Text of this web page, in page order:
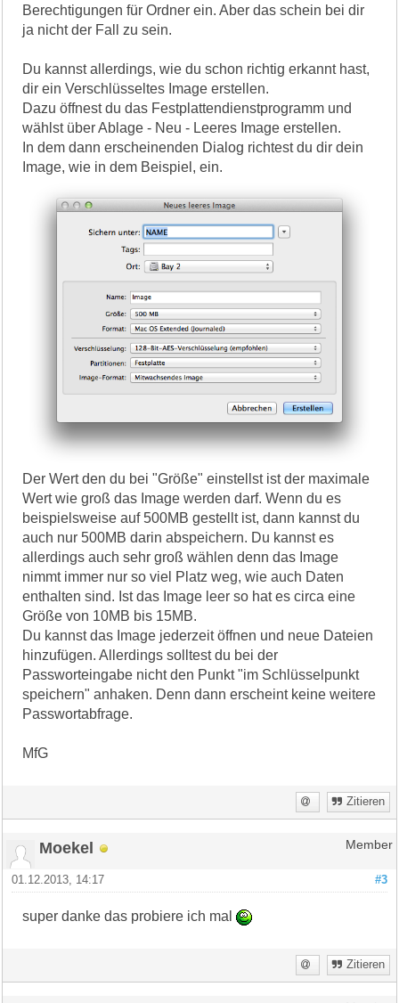
Berechtigungen für Ordner ein. Aber das schein bei dir
ja nicht der Fall zu sein.
Du kannst allerdings, wie du schon richtig erkannt hast,
dir ein Verschlüsseltes Image erstellen.
Dazu öffnest du das Festplattendienstprogramm und
wählst über Ablage - Neu - Leeres Image erstellen.
In dem dann erscheinenden Dialog richtest du dir dein
Image, wie in dem Beispiel, ein.
Der Wert den du bei "Größe" einstellst ist der maximale
Wert wie groß das Image werden darf. Wenn du es
beispielsweise auf 500MB gestellt ist, dann kannst du
auch nur 500MB darin abspeichern. Du kannst es
allerdings auch sehr groß wählen denn das Image
nimmt immer nur so viel Platz weg, wie auch Daten
enthalten sind. Ist das Image leer so hat es circa eine
Größe von 10MB bis 15MB.
Du kannst das Image jederzeit öffnen und neue Dateien
hinzufügen. Allerdings solltest du bei der
Passworteingabe nicht den Punkt "im Schlüsselpunkt
speichern" anhaken. Denn dann erscheint keine weitere
Passwortabfrage.
MfG
Zitieren
Moekel Member
#3
01.12.2013, 14:17
super danke das probiere ich mal
Zitieren